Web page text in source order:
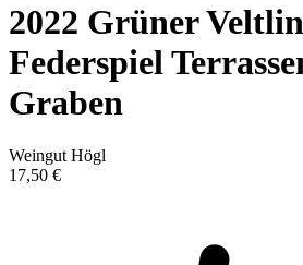
2022 Grüner
Federspiel
Graben
Weingut Högl
17,50 €